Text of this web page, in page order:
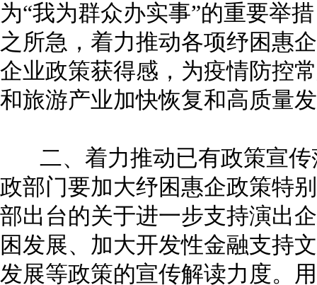
为“我为群众办实事”的重要举
之所急，着力推动各项纾困惠
企业政策获得感，为疫情防控
和旅游产业加快恢复和高质量
二、着力推动已有政策宣传
政部门要加大纾困惠企政策特
部出台的关于进一步支持演出
困发展、加大开发性金融支持
发展等政策的宣传解读力度。